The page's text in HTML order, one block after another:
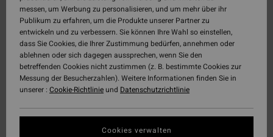
messen, um Werbung zu personalisieren, und um mehr über ihr
Publikum zu erfahren, um die Produkte unserer Partner zu
entwickeln und zu verbessern. Sie können Ihre Wahl so einstellen,
dass Sie Cookies, die Ihrer Zustimmung bedürfen, annehmen oder
ablehnen oder sich dagegen aussprechen, wenn Sie den
betreffenden Cookies nicht zustimmen (z. B. bestimmte Cookies zur
Messung der Besucherzahlen). Weitere Informationen finden Sie in
unserer : Cookie-Richtlinieund Datenschutzrichtlinie
Cookies verwalten